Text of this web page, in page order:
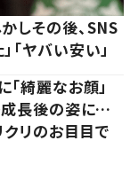
しその後、SNS
ヤバい安い」
綺麗なお顔」
成長後の姿に…
クリのお目目で